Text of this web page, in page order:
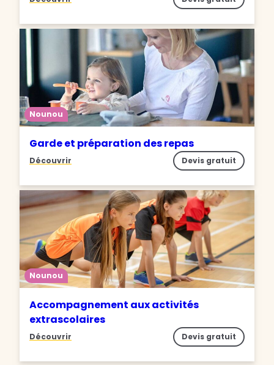
Nounou
Garde et préparation des repas
Découvrir Devis gratuit
Nounou
Accompagnement aux activités
extrascolaires
Découvrir Devis gratuit